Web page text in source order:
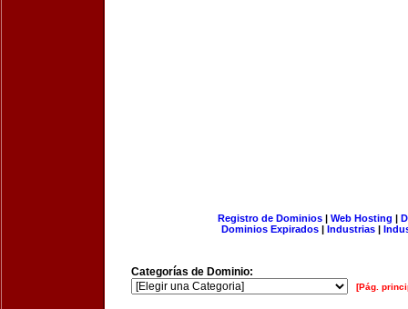
Registro de Dominios| Web Hosting |
Dominios Expirados | Industrias |
Categorías de Dominio:
[Pág.